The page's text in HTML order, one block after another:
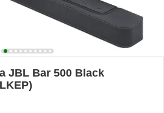
JBL Bar 500 Black